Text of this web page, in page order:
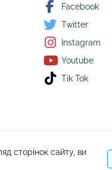
Facebook
Twitter
Instagram
Youtube
Tik Tok
сторінок сайту, ви